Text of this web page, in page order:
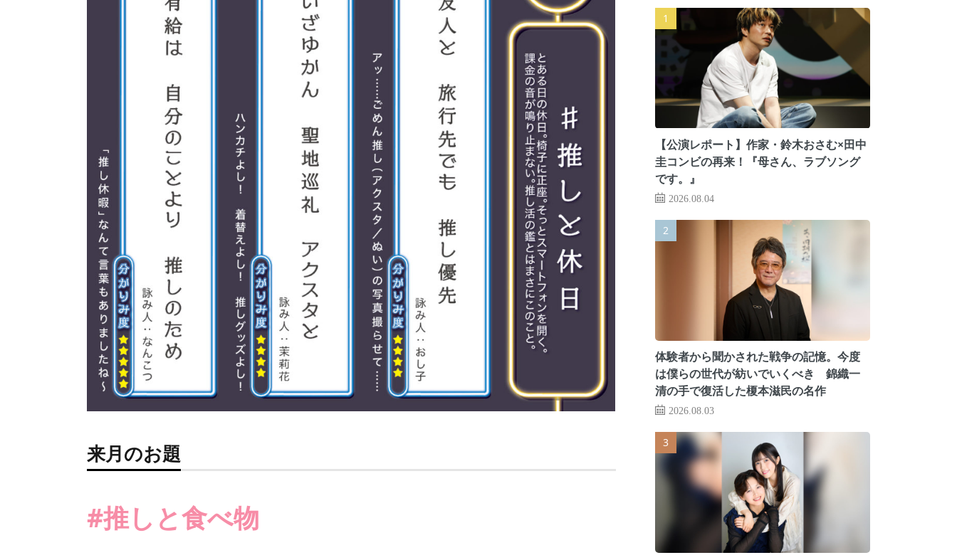
来月のお題
#推しと食べ物
【公演レポート】作家・鈴木おさむ×田中
圭コンビの再来！『母さん、ラブソング
です。』
2026.08.04
体験者から聞かされた戦争の記憶。今度
は僕らの世代が紡いでいくべき 錦織一
清の手で復活した榎本滋民の名作
2026.08.03